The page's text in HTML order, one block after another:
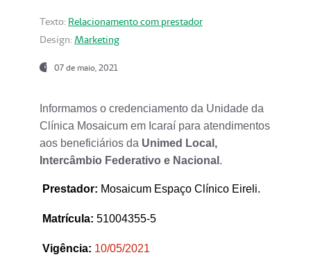
Texto: Relacionamento com prestador
Design: Marketing
07 de maio, 2021
Informamos o credenciamento da Unidade da
Clínica Mosaicum em Icaraí para atendimentos
aos beneficiários da Unimed Local,
Intercâmbio Federativo e Nacional .
Prestador: Mosaicum Espaço Clínico Eireli.
Matrícula: 51004355-5
Vigência: 10/05/2021